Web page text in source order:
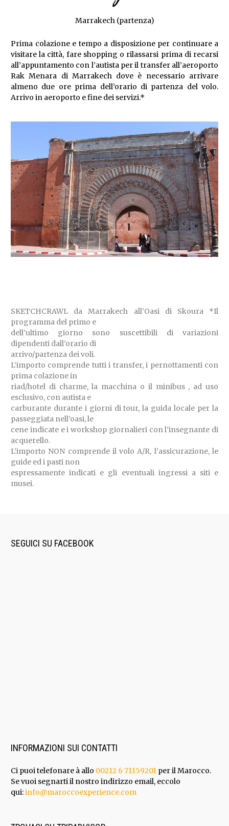
Marrakech (partenza)
Prima colazione e tempo a disposizione per continuare a
visitare la città, fare shopping o rilassarsi prima di recarsi
all’appuntamento con l’autista per il transfer all’aeroporto
Rak Menara di Marrakech dove è necessario arrivare
almeno due ore prima dell’orario di partenza del volo.
Arrivo in aeroporto e fine dei servizi.*
SKETCHCRAWL da Marrakech all’Oasi di Skoura *Il
programma del primo e
dell’ultimo giorno sono suscettibili di variazioni
dipendenti dall’orario di
arrivo/partenza dei voli.
L‘importo comprende tutti i transfer, i pernottamenti con
prima colazione in
riad/hotel di charme, la macchina o il minibus , ad uso
esclusivo, con autista e
carburante durante i giorni di tour, la guida locale per la
passeggiata nell’oasi, le
cene indicate e i workshop giornalieri con l’insegnante di
acquerello.
L’importo NON comprende il volo A/R, l’assicurazione, le
guide ed i pasti non
espressamente indicati e gli eventuali ingressi a siti e
musei.
SEGUICI SU FACEBOOK
INFORMAZIONI SUI CONTATTI
Ci puoi telefonare à allo 00212 6 71159201 per il Marocco.
Se vuoi segnarti il nostro indirizzo email, eccolo
qui:info@maroccoexperience.com